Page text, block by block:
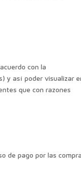
con la
y así poder visualizar
que con razones
de pago por las